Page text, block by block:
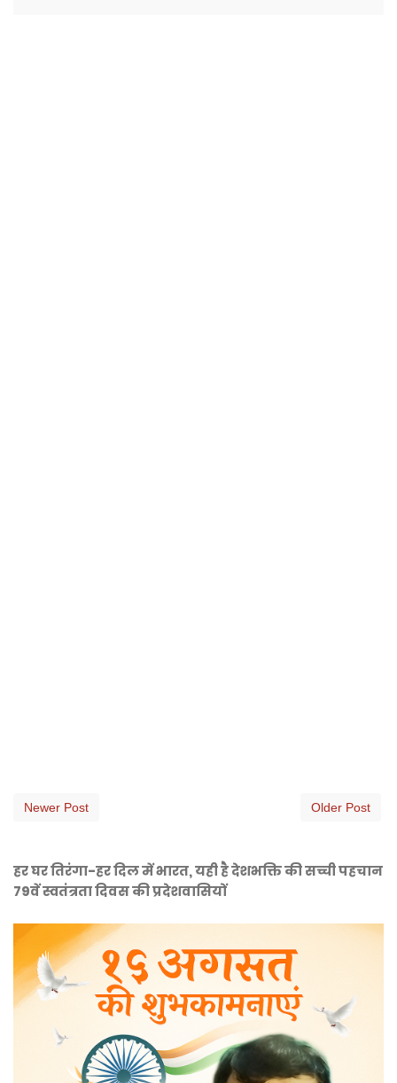
Newer Post Older Post
हर घर तिरंगा-हर दिल में भारत, यही है देशभक्ति की सच्ची पहचान
79वें स्वतंत्रता दिवस की प्रदेशवासियों